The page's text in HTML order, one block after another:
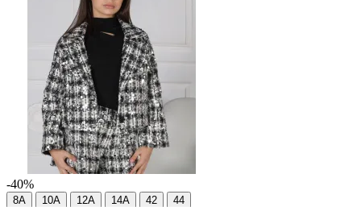
-40%
8A 10A 12A 14A 42 44